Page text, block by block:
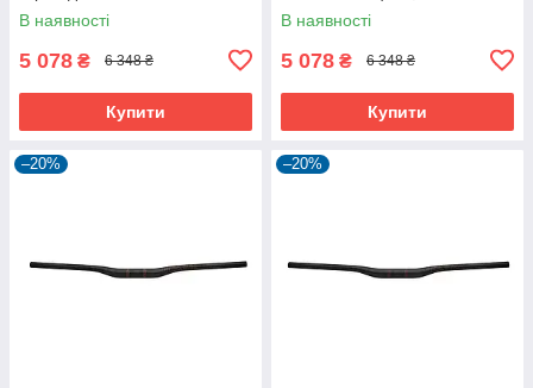
В наявності
5 078 ₴ 6 348 ₴
Купити
В наявності
5 078 ₴ 6 348 ₴
Купити
–20% –20%